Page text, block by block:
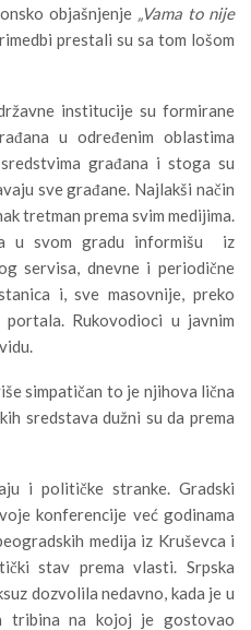
objašnjenje „Vama to nije
prestali su sa tom lošom
institucije su formirane
u određenim oblastima
građana i stoga su
sve građane. Najlakši način
tretman prema svim medijima.
u svom gradu informišu iz
servisa, dnevne i periodične
i, sve masovnije, preko
Rukovodioci u javnim
simpatičan to je njihova lična
sredstava dužni su da prema
i političke stranke. Gradski
konferencije već godinama
medija iz Kruševca i
stav prema vlasti. Srpska
dozvolila nedavno, kada je u
tribina na kojoj je gostovao